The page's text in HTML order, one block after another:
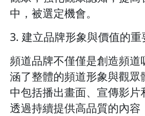
中，被選定機會。
3. 建立品牌形象與價值的重
頻道品牌不僅僅是創造頻道
涵了整體的頻道形象與觀眾
中包括播出畫面、宣傳影片
透過持續提供高品質的內容